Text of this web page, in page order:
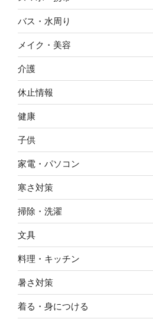
バス・水周り
メイク・美容
介護
休止情報
健康
子供
家電・パソコン
寒さ対策
掃除・洗濯
文具
料理・キッチン
暑さ対策
着る・身につける